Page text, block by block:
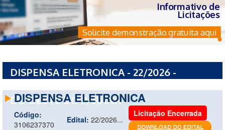
Informativo de
Licitações
Solicite demonstração gratuita aqui
DISPENSA ELETRONICA - 22/2026 -
DO OESTE DO PARANA
DISPENSA ELETRONICA
Código:
3106237370
Edital: 22/2026...
Licitação Encerrada